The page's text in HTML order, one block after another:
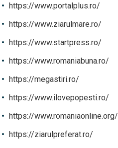
https://www.portalplus.ro/
https://www.ziarulmare.ro/
https://www.startpress.ro/
https://www.romaniabuna.ro/
https://megastiri.ro/
https://www.ilovepopesti.ro/
https://www.romaniaonline.org/
https://ziarulpreferat.ro/